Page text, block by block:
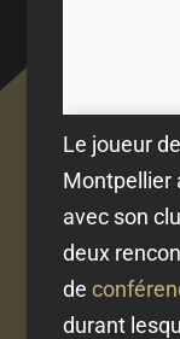
Le joueur
Montpellier
avec son
deux
de
durant